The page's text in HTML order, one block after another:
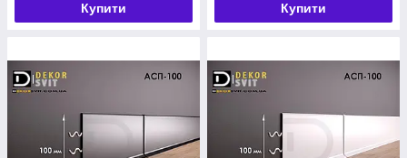
Купити Купити